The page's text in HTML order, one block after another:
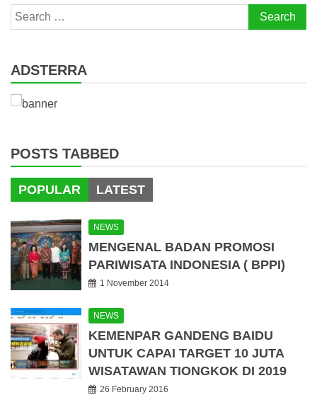
Search
for:
ADSTERRA
POSTS TABBED
POPULAR LATEST
NEWS
MENGENAL BADAN PROMOSI
PARIWISATA INDONESIA ( BPPI)
1 November 2014
NEWS
KEMENPAR GANDENG BAIDU
UNTUK CAPAI TARGET 10 JUTA
WISATAWAN TIONGKOK DI 2019
26 February 2016